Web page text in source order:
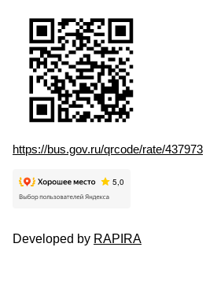
https://bus.gov.ru/qrcode/rate/437973
Developed by RAPIRA